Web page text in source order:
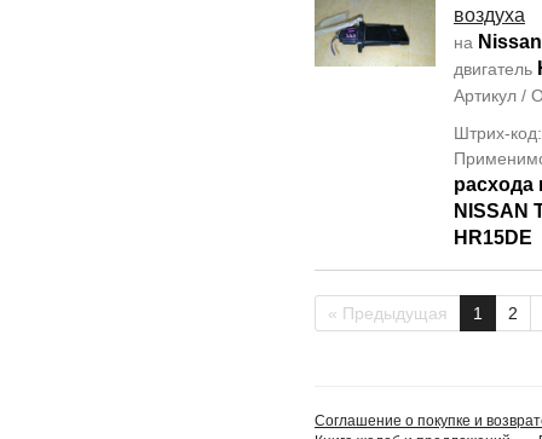
воздуха
на
двигатель
Артикул /
Штрих-
расхода
NISSAN
HR15DE
« Предыдущая 1 2
Соглашение о покупке и